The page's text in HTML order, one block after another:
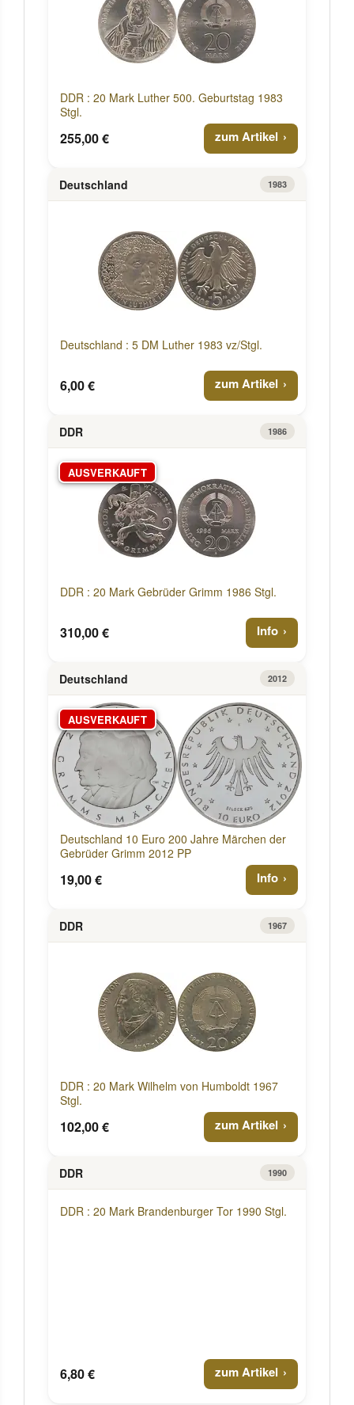
DDR : 20 Mark Luther 500. Geburtstag 1983
Stgl.
255,00 € zum Artikel
Deutschland 1983
Deutschland : 5 DM Luther 1983 vz/Stgl.
6,00 € zum Artikel
DDR 1986
AUSVERKAUFT
DDR : 20 Mark Gebrüder Grimm 1986 Stgl.
310,00 € Info
Deutschland 2012
AUSVERKAUFT
Deutschland 10 Euro 200 Jahre Märchen der
Gebrüder Grimm 2012 PP
19,00 € Info
DDR 1967
DDR : 20 Mark Wilhelm von Humboldt 1967
Stgl.
102,00 € zum Artikel
DDR 1990
DDR : 20 Mark Brandenburger Tor 1990 Stgl.
6,80 € zum Artikel